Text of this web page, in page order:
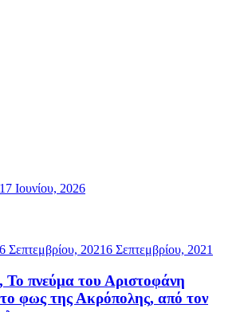
17 Ιουνίου, 2026
6 Σεπτεμβρίου, 20216 Σεπτεμβρίου, 2021
πνεύμα του Αριστοφάνη
το φως της Ακρόπολης, από τον